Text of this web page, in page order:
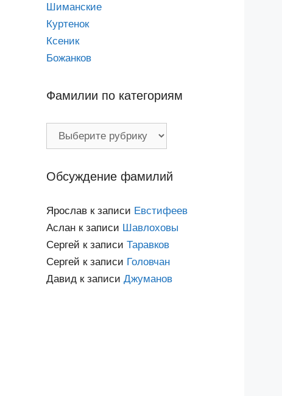
Шиманские
Куртенок
Ксеник
Божанков
Фамилии по категориям
Обсуждение фамилий
Ярослав к записи Евстифеев
Аслан к записи Шавлоховы
Сергей к записи Таравков
Сергей к записи Головчан
Давид к записи Джуманов